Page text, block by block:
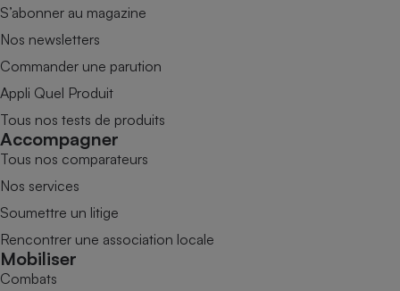
S’abonner au magazine
Nos newsletters
Commander une parution
Appli Quel Produit
Tous nos tests de produits
Accompagner
Tous nos comparateurs
Nos services
Soumettre un litige
Rencontrer une association locale
Mobiliser
Combats